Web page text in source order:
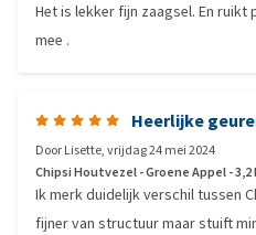
Het is lekker fijn zaagsel. En
mee .
Heerlijke
DoorLisette,vrijdag 24 mei 2024
Chipsi Houtvezel - Groene Appel - 3,2
Ik merk duidelijk verschil tussen
fijner van structuur maar stuift